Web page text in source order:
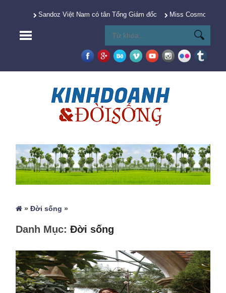
Sandoz Việt Nam có tân Tổng Giám đốc Miss Cosmo 2025
»Đời sống »
Danh Mục:Đời sống